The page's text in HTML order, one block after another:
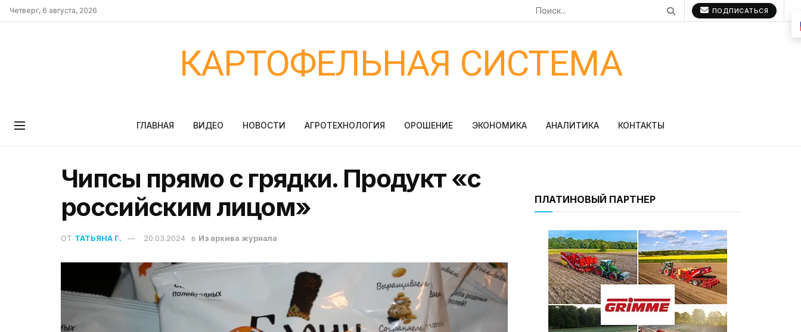
Четверг, 6 августа, 2026 ПОДПИСАТЬСЯ
КАРТОФЕЛЬНАЯ СИСТЕМА
ГЛАВНАЯ ВИДЕО НОВОСТИ АГРОТЕХНОЛОГИЯ ОРОШЕНИЕ ЭКОНОМИКА АНАЛИТИКА КОНТАКТЫ
Чипсы прямо с грядки. Продукт «с
российским лицом»
ОТ ТАТЬЯНА Г. 20.03.2024 в Из архива журнала
ПЛАТИНОВЫЙ ПАРТНЕР